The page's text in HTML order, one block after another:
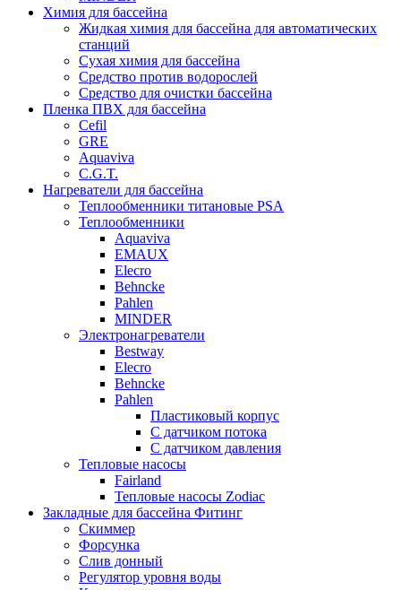
Химия для бассейна
Жидкая химия для бассейна для автоматических
станций
Сухая химия для бассейна
Средство против водорослей
Средство для очистки бассейна
Пленка ПВХ для бассейна
Cefil
GRE
Aquaviva
C.G.T.
Нагреватели для бассейна
Теплообменники титановые PSA
Теплообменники
Aquaviva
EMAUX
Elecro
Behncke
Pahlen
MINDER
Электронагреватели
Bestway
Elecro
Behncke
Pahlen
Пластиковый корпус
С датчиком потока
С датчиком давления
Тепловые насосы
Fairland
Тепловые насосы Zodiac
Закладные для бассейна Фитинг
Скиммер
Форсунка
Слив донный
Регулятор уровня воды